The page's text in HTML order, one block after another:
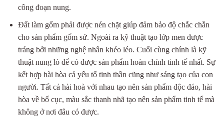
công đoạn nung.
Đất làm gốm phải được nén chặt giúp đảm bảo độ chắc chắn
cho sản phẩm gốm sứ. Ngoài ra kỹ thuật tạo lớp men được
tráng bởi những nghệ nhân khéo léo. Cuối cùng chính là kỹ
thuật nung lò để có được sản phẩm hoàn chỉnh tinh tế nhất. Sự
kết hợp hài hòa cả yếu tố tinh thần cũng như sáng tạo của con
người. Tất cả hài hoà với nhau tạo nên sản phẩm độc đáo, hài
hòa về bố cục, màu sắc thanh nhã tạo nên sản phẩm tinh tế mà
không ở nơi đâu có được.